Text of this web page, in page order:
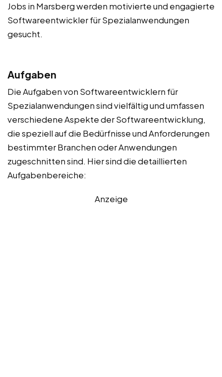
Jobs in Marsberg werden motivierte und engagierte
Softwareentwickler für Spezialanwendungen
gesucht.
Aufgaben
Die Aufgaben von Softwareentwicklern für
Spezialanwendungen sind vielfältig und umfassen
verschiedene Aspekte der Softwareentwicklung,
die speziell auf die Bedürfnisse und Anforderungen
bestimmter Branchen oder Anwendungen
zugeschnitten sind. Hier sind die detaillierten
Aufgabenbereiche:
Anzeige